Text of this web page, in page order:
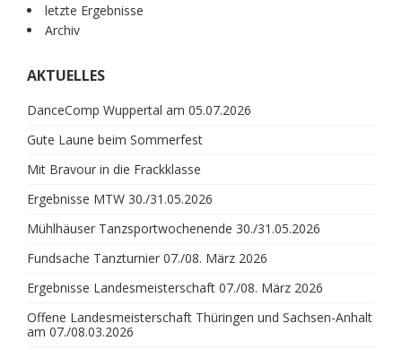
letzte Ergebnisse
Archiv
AKTUELLES
DanceComp Wuppertal am 05.07.2026
Gute Laune beim Sommerfest
Mit Bravour in die Frackklasse
Ergebnisse MTW 30./31.05.2026
Mühlhäuser Tanzsportwochenende 30./31.05.2026
Fundsache Tanzturnier 07./08. März 2026
Ergebnisse Landesmeisterschaft 07./08. März 2026
Offene Landesmeisterschaft Thüringen und Sachsen-Anhalt
am 07./08.03.2026